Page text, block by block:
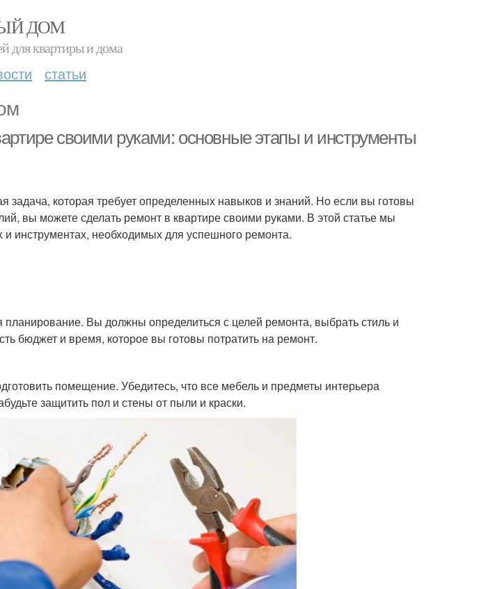
ДОМ
для квартиры и дома
статьи
своими руками: основные этапы и инструменты
задача, которая требует определенных навыков и знаний. Но если вы готовы
вы можете сделать ремонт в квартире своими руками. В этой статье мы
инструментах, необходимых для успешного ремонта.
Вы должны определиться с целей ремонта, выбрать стиль и
бюджет и время, которое вы готовы потратить на ремонт.
помещение. Убедитесь, что все мебель и предметы интерьера
защитить пол и стены от пыли и краски.